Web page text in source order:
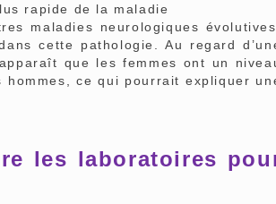
rapide de la maladie
maladies neurologiques évolutives.
cette pathologie. Au regard
que les femmes ont un
hommes, ce qui pourrait expliquer
les laboratoires